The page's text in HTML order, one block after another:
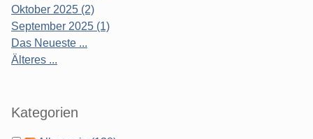
Oktober 2025 (2)
September 2025 (1)
Das Neueste ...
Älteres ...
Kategorien